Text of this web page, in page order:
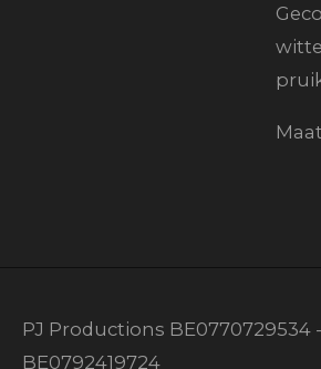
PJ Productions BE0770729534
BE0792419724